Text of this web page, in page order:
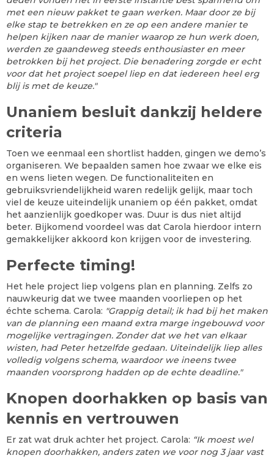
met een nieuw pakket te gaan werken. Maar door ze bij
elke stap te betrekken en ze op een andere manier te
helpen kijken naar de manier waarop ze hun werk doen,
werden ze gaandeweg steeds enthousiaster en meer
betrokken bij het project. Die benadering zorgde er echt
voor dat het project soepel liep en dat iedereen heel erg
blij is met de keuze."
Unaniem besluit dankzij heldere
criteria
Toen we eenmaal een shortlist hadden, gingen we demo’s
organiseren. We bepaalden samen hoe zwaar we elke eis
en wens lieten wegen. De functionaliteiten en
gebruiksvriendelijkheid waren redelijk gelijk, maar toch
viel de keuze uiteindelijk unaniem op één pakket, omdat
het aanzienlijk goedkoper was. Duur is dus niet altijd
beter. Bijkomend voordeel was dat Carola hierdoor intern
gemakkelijker akkoord kon krijgen voor de investering.
Perfecte timing!
Het hele project liep volgens plan en planning. Zelfs zo
nauwkeurig dat we twee maanden voorliepen op het
échte schema. Carola: "Grappig detail; ik had bij het maken
van de planning een maand extra marge ingebouwd voor
mogelijke vertragingen. Zonder dat we het van elkaar
wisten, had Peter hetzelfde gedaan. Uiteindelijk liep alles
volledig volgens schema, waardoor we ineens twee
maanden voorsprong hadden op de echte deadline."
Knopen doorhakken op basis van
kennis en vertrouwen
Er zat wat druk achter het project. Carola: “Ik moest wel
knopen doorhakken, anders zaten we voor nog 3 jaar vast